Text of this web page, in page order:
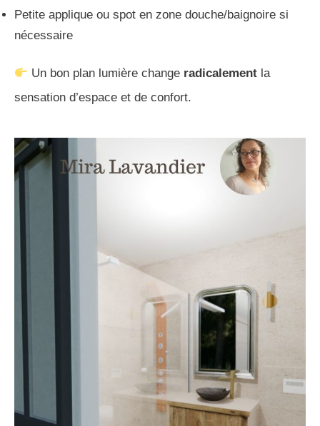
Petite applique ou spot en zone douche/baignoire si
nécessaire
Un bon plan lumière change radicalement la
sensation d’espace et de confort.